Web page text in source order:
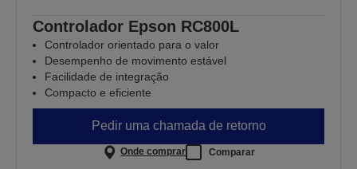
Controlador Epson RC800L
Controlador orientado para o valor
Desempenho de movimento estável
Facilidade de integração
Compacto e eficiente
Pedir uma chamada de retorno
Onde comprar Comparar